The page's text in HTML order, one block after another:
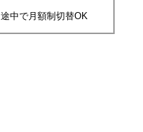
途中で月額制切替OK